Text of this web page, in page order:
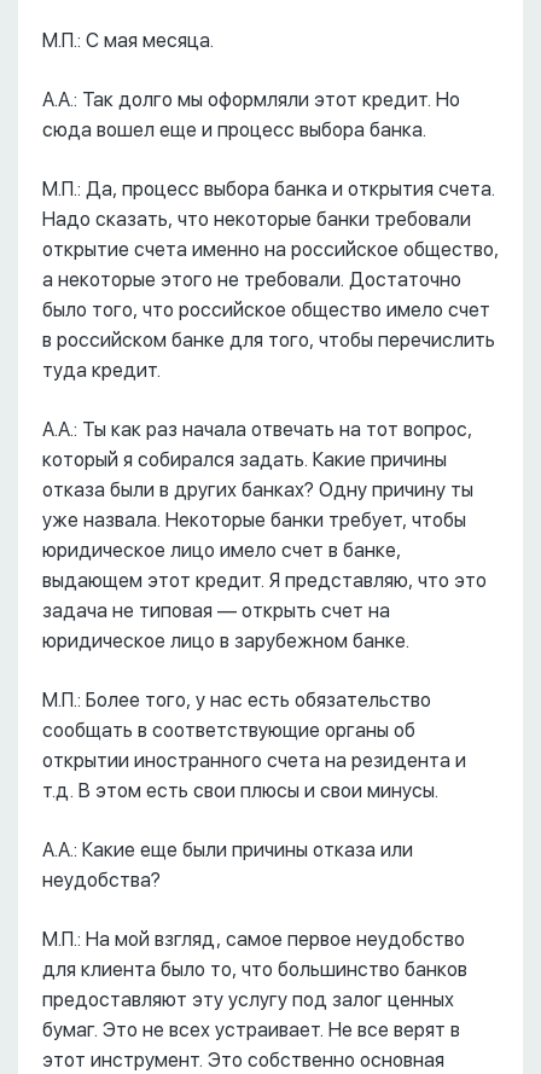
М.П.: С мая месяца.
А.А.: Так долго мы оформляли этот кредит. Но
сюда вошел еще и процесс выбора банка.
М.П.: Да, процесс выбора банка и открытия счета.
Надо сказать, что некоторые банки требовали
открытие счета именно на российское общество,
а некоторые этого не требовали. Достаточно
было того, что российское общество имело счет
в российском банке для того, чтобы перечислить
туда кредит.
А.А.: Ты как раз начала отвечать на тот вопрос,
который я собирался задать. Какие причины
отказа были в других банках? Одну причину ты
уже назвала. Некоторые банки требует, чтобы
юридическое лицо имело счет в банке,
выдающем этот кредит. Я представляю, что это
задача не типовая –– открыть счет на
юридическое лицо в зарубежном банке.
М.П.: Более того, у нас есть обязательство
сообщать в соответствующие органы об
открытии иностранного счета на резидента и
т.д. В этом есть свои плюсы и свои минусы.
А.А.: Какие еще были причины отказа или
неудобства?
М.П.: На мой взгляд, самое первое неудобство
для клиента было то, что большинство банков
предоставляют эту услугу под залог ценных
бумаг. Это не всех устраивает. Не все верят в
этот инструмент. Это собственно основная